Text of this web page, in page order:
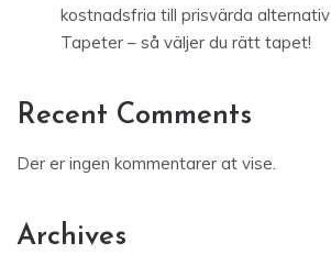
kostnadsfria till prisvärda alternativ
Tapeter – så väljer du rätt tapet!
Recent Comments
Der er ingen kommentarer at vise.
Archives